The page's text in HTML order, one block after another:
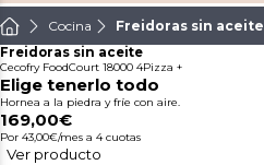
Cocina Freidoras sin aceite
Freidoras sin aceite
Cecofry FoodCourt 18000 4Pizza +
Elige tenerlo todo
Hornea a la piedra y fríe con aire.
169,00€
Por 43,00€/mes a 4 cuotas
Ver producto